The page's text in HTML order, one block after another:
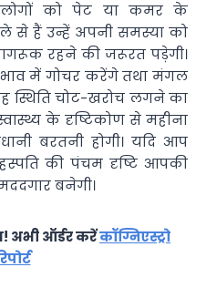
लोगों को पेट या कमर के
हैं उन्हें अपनी समस्या को
रहने की जरूरत पड़ेगी।
भाव में गोचर करेंगे तथा मंगल
स्थिति चोट-खरोच लगने का
के दृष्टिकोण से महीना
बरतनी होगी। यदि आप
की पंचम दृष्टि आपकी
बनेगी।
अभी ऑर्डर करेंकॉग्निएस्ट्रो